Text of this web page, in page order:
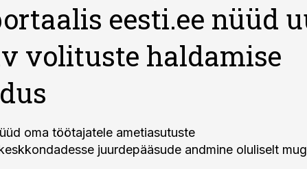
eesti.ee nüüd
volituste haldamise
oma töötajatele ametiasutuste
juurdepääsude andmine oluliselt